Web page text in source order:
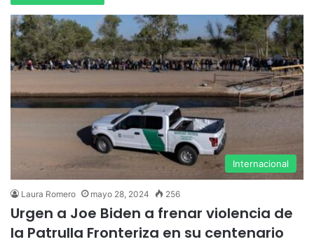
Internacional
Laura Romero mayo 28, 2024 256
Urgen a Joe Biden a frenar violencia de
la Patrulla Fronteriza en su centenario